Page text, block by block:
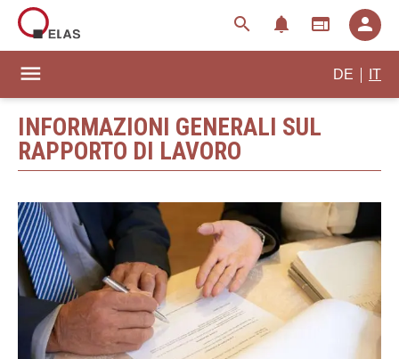
search notifications web person
menu DE IT
INFORMAZIONI GENERALI SUL
RAPPORTO DI LAVORO